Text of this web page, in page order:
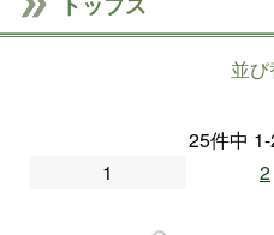
並び
25件中 1-
1
2